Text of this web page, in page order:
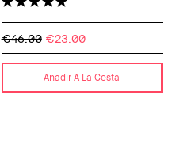
€46.00 €23.00
Añadir A La Cesta